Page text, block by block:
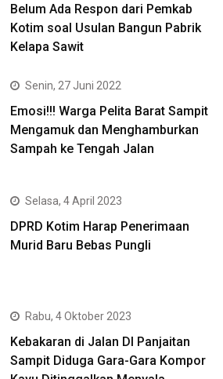
Belum Ada Respon dari Pemkab
Kotim soal Usulan Bangun Pabrik
Kelapa Sawit
Senin, 27 Juni 2022
Emosi!!! Warga Pelita Barat Sampit
Mengamuk dan Menghamburkan
Sampah ke Tengah Jalan
Selasa, 4 April 2023
DPRD Kotim Harap Penerimaan
Murid Baru Bebas Pungli
Rabu, 4 Oktober 2023
Kebakaran di Jalan DI Panjaitan
Sampit Diduga Gara-Gara Kompor